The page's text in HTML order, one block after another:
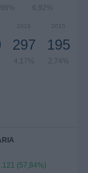
6,92%
2016
297
4,17%
2015
195
2,74%
(57,84%)